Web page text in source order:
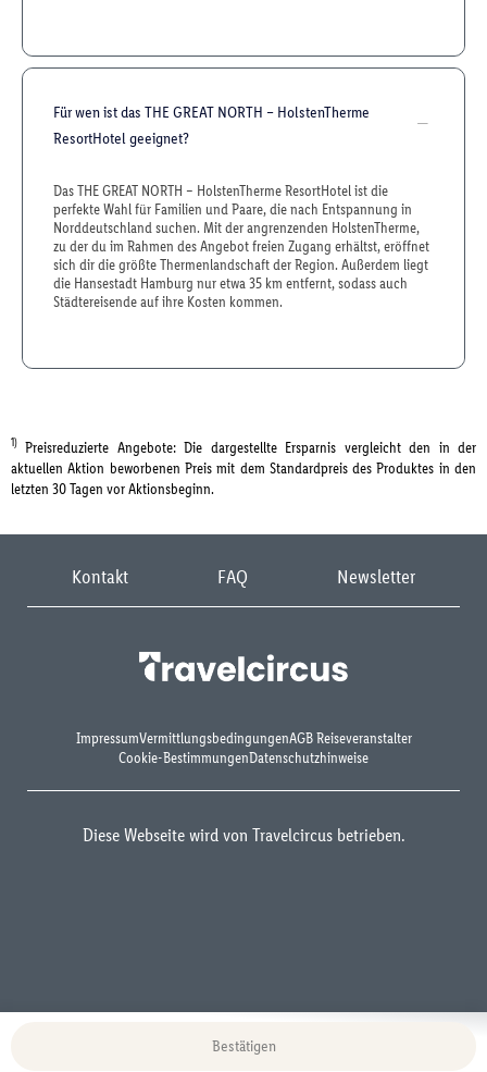
Bestätigen
Für wen ist das THE GREAT NORTH – HolstenTherme
ResortHotel geeignet?
Das THE GREAT NORTH – HolstenTherme ResortHotel ist die
perfekte Wahl für Familien und Paare, die nach Entspannung in
Norddeutschland suchen. Mit der angrenzenden HolstenTherme,
zu der du im Rahmen des Angebot freien Zugang erhältst, eröffnet
sich dir die größte Thermenlandschaft der Region. Außerdem liegt
die Hansestadt Hamburg nur etwa 35 km entfernt, sodass auch
Städtereisende auf ihre Kosten kommen.
1) Preisreduzierte Angebote: Die dargestellte Ersparnis vergleicht den in der
aktuellen Aktion beworbenen Preis mit dem Standardpreis des Produktes in den
letzten 30 Tagen vor Aktionsbeginn.
Kontakt FAQ Newsletter
ImpressumVermittlungsbedingungenAGB Reiseveranstalter
Cookie-BestimmungenDatenschutzhinweise
Diese Webseite wird von Travelcircus betrieben.